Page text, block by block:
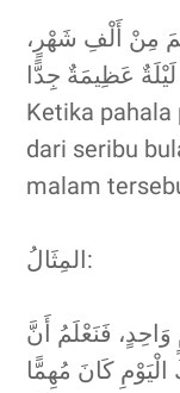
مِنْ أَلْفِ شَهْرٍ،
Ketika
dari seribu
malam
المِثَالُ:
وَاحِدٍ، فَنَعْلَمُ أَنَّ